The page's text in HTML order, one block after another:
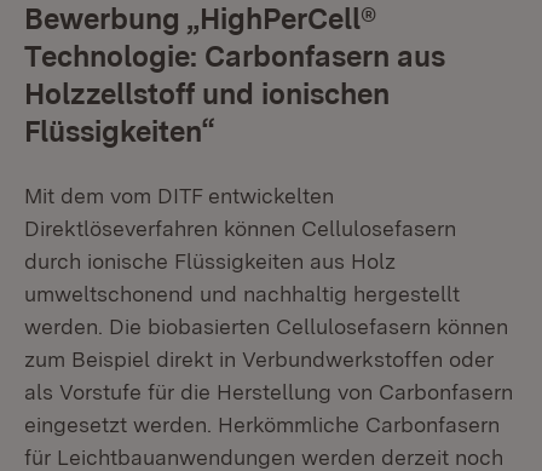
Bewerbung „HighPerCell®
Technologie: Carbonfasern aus
Holzzellstoff und ionischen
Flüssigkeiten“
Mit dem vom DITF entwickelten
Direktlöseverfahren können Cellulosefasern
durch ionische Flüssigkeiten aus Holz
umweltschonend und nachhaltig hergestellt
werden. Die biobasierten Cellulosefasern können
zum Beispiel direkt in Verbundwerkstoffen oder
als Vorstufe für die Herstellung von Carbonfasern
eingesetzt werden. Herkömmliche Carbonfasern
für Leichtbauanwendungen werden derzeit noch